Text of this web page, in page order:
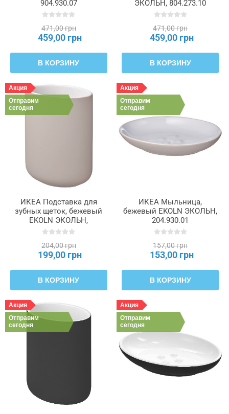
904.930.07
471,00 грн
459,00 грн
В КОРЗИНУ
ЭКОЛЬН, 804.273.10
471,00 грн
459,00 грн
В КОРЗИНУ
Акция
Отправим
сегодня
ИКЕА Подставка для
зубных щеток, бежевый
EKOLN ЭКОЛЬН,
304.930.10
204,00 грн
199,00 грн
В КОРЗИНУ
Акция
Отправим
сегодня
ИКЕА Мыльница,
бежевый EKOLN ЭКОЛЬН,
204.930.01
157,00 грн
153,00 грн
В КОРЗИНУ
Акция
Отправим
сегодня
Акция
Отправим
сегодня